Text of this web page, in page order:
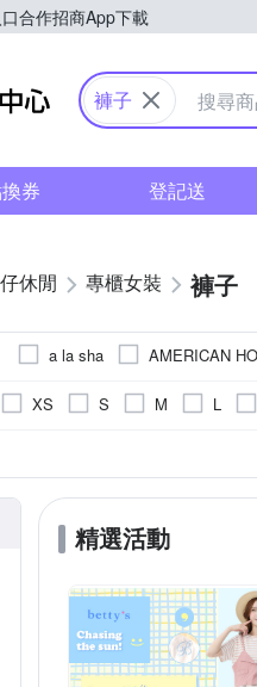
合作招商App下載
Yahoo購物中心
褲子
券 登記送
休閒 專櫃女裝 褲子
a la sha
AMERICAN
Green Parks
ILEY 伊蕾
Samansa Mos2
XS S M
L
精選活動